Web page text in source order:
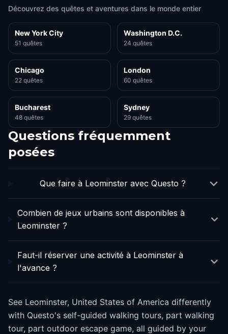
Découvrez des quêtes et aventures dans le monde entier
New York City
51 quêtes
Washington D.C.
24 quêtes
Chicago
22 quêtes
London
60 quêtes
Bucharest
48 quêtes
Sydney
29 quêtes
Questions fréquemment
posées
Que faire à Leominster avec Questo ?
Combien de jeux urbains sont disponibles à
Leominster ?
Faut-il réserver une activité à Leominster à
l'avance ?
See Leominster, United States of America differently
with Questo's self-guided walking tours, part walking
tour, part outdoor escape game, all guided by your